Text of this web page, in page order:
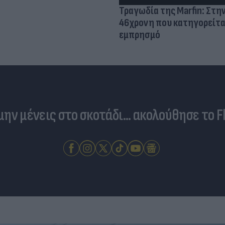
Τραγωδία της Marfin:
46χρονη που
εμπρησμό
μένεις στο σκοτάδι... ακολούθησε το